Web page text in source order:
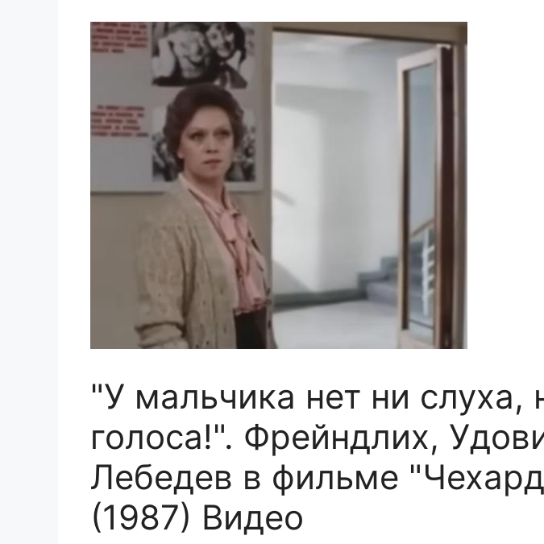
"У мальчика нет ни слуха,
голоса!". Фрейндлих,
Лебедев в фильме
(1987) Видео